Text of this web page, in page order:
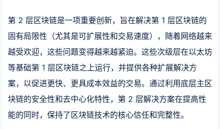
第 2 层区块链是一项重要创新，旨在解决第 1 层区块链的
固有局限性（尤其是可扩展性和交易速度），随着网络越来
越受欢迎，这些问题变得越来越紧迫。这些次级层在以太坊
等基础第 1 层区块链之上运行，并提供各种扩展解决方
案，以促进更快、更具成本效益的交易。通过利用底层主区
块链的安全性和去中心化特性，第 2 层解决方案在提高性
能的同时，保持了区块链技术的核心信任和完整性。